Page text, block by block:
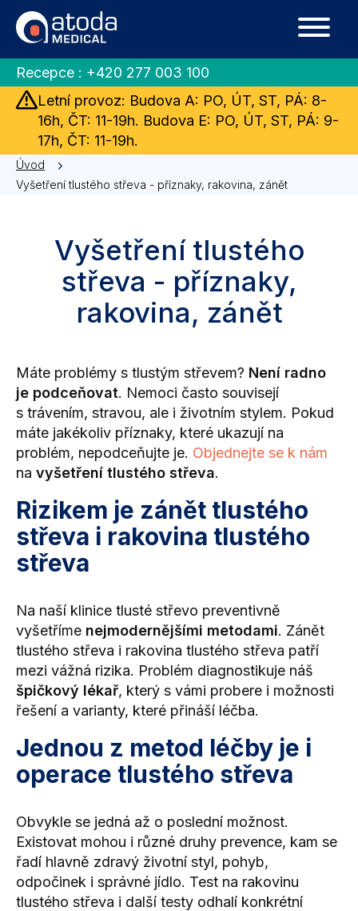
Recepce : +420 277 003 100
Letní provoz: Budova A: PO, ÚT, ST, PÁ: 8-
16h, ČT: 11-19h. Budova E: PO, ÚT, ST, PÁ: 9-
17h, ČT: 11-19h.
Úvod
Vyšetření tlustého střeva - příznaky, rakovina, zánět
Vyšetření tlustého
střeva - příznaky,
rakovina, zánět
Máte problémy s tlustým střevem? Není radno
je podceňovat. Nemoci často souvisejí
s trávením, stravou, ale i životním stylem. Pokud
máte jakékoliv příznaky, které ukazují na
problém, nepodceňujte je. Objednejte se k nám
na vyšetření tlustého střeva.
Rizikem je zánět tlustého
střeva i rakovina tlustého
střeva
Na naší klinice tlusté střevo preventivně
vyšetříme nejmodernějšími metodami. Zánět
tlustého střeva i rakovina tlustého střeva patří
mezi vážná rizika. Problém diagnostikuje náš
špičkový lékař, který s vámi probere i možnosti
řešení a varianty, které přináší léčba.
Jednou z metod léčby je i
operace tlustého střeva
Obvykle se jedná až o poslední možnost.
Existovat mohou i různé druhy prevence, kam se
řadí hlavně zdravý životní styl, pohyb,
odpočinek i správné jídlo. Test na rakovinu
tlustého střeva i další testy odhalí konkrétní